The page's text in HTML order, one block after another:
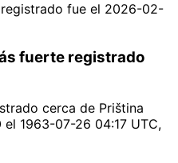
fue el 2026-02-
fuerte registrado
cerca de Priština
1963-07-26 04:17 UTC,